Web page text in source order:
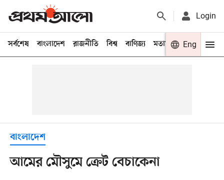
Login
সর্বশেষ বাংলাদেশ রাজনীতি বিশ্ব বাণিজ্য মতামত খেলা
Eng
বাংলাদেশ
আমের মৌসুমে ক্রেট বেচাকেনা